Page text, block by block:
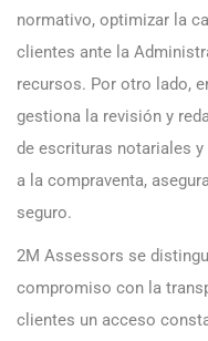
normativo, optimizar la
clientes ante la
recursos. Por otro lado,
gestiona la revisión y
de escrituras notariales
a la compraventa,
seguro.
2M Assessors se
compromiso con la
clientes un acceso